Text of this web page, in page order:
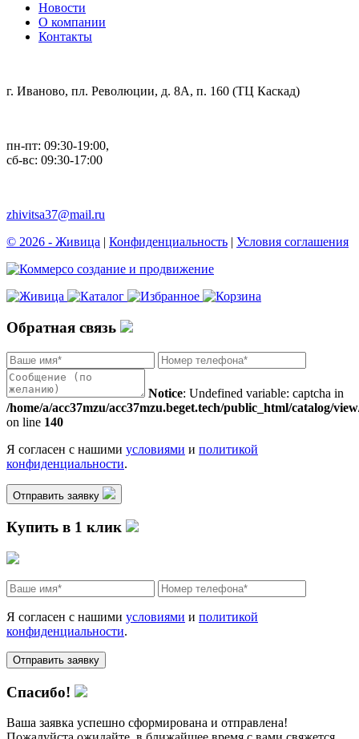
Новости
О компании
Контакты
г. Иваново, пл. Революции, д. 8А, п. 160 (ТЦ Каскад)
пн-пт: 09:30-19:00,
сб-вс: 09:30-17:00
zhivitsa37@mail.ru
© 2026 - Живица | Конфиденциальность | Условия соглашения
cоздание и продвижение
Обратная связь
Notice: Undefined variable: captcha in
/home/a/acc37mzu/acc37mzu.beget.tech/public_html/catalog/
on line 140
Я согласен с нашими условиями и политикой
конфиденциальности.
Отправить заявку
Купить в 1 клик
Я согласен с нашими условиями и политикой
конфиденциальности.
Спасибо!
Ваша заявка успешно сформирована и отправлена!